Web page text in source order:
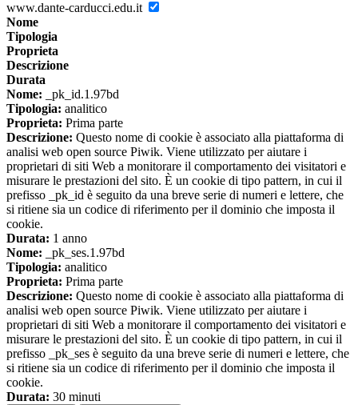
www.dante-carducci.edu.it
Nome
Tipologia
Proprieta
Descrizione
Durata
Nome: _pk_id.1.97bd
Tipologia: analitico
Proprieta: Prima parte
Descrizione: Questo nome di cookie è associato alla piattaforma di
analisi web open source Piwik. Viene utilizzato per aiutare i
proprietari di siti Web a monitorare il comportamento dei visitatori e
misurare le prestazioni del sito. È un cookie di tipo pattern, in cui il
prefisso _pk_id è seguito da una breve serie di numeri e lettere, che
si ritiene sia un codice di riferimento per il dominio che imposta il
cookie.
Durata: 1 anno
Nome: _pk_ses.1.97bd
Tipologia: analitico
Proprieta: Prima parte
Descrizione: Questo nome di cookie è associato alla piattaforma di
analisi web open source Piwik. Viene utilizzato per aiutare i
proprietari di siti Web a monitorare il comportamento dei visitatori e
misurare le prestazioni del sito. È un cookie di tipo pattern, in cui il
prefisso _pk_ses è seguito da una breve serie di numeri e lettere, che
si ritiene sia un codice di riferimento per il dominio che imposta il
cookie.
Durata: 30 minuti